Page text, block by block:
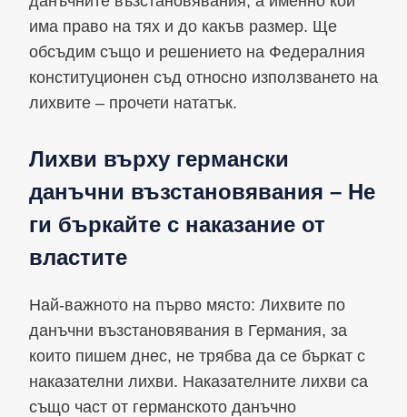
има право на тях и до какъв размер. Ще
обсъдим също и решението на Федералния
конституционен съд относно използването на
лихвите – прочети нататък.
Лихви върху германски
данъчни възстановявания – Не
ги бъркайте с наказание от
властите
Най-важното на първо място: Лихвите по
данъчни възстановявания в Германия, за
които пишем днес, не трябва да се бъркат с
наказателни лихви. Наказателните лихви са
също част от германското данъчно